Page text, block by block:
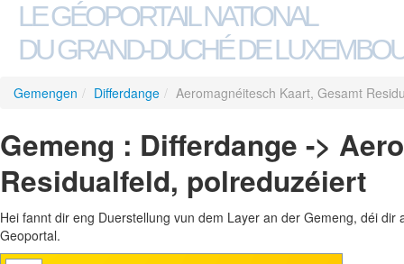
LE GÉOPORTAIL NATIONAL
DU GRAND-DUCHÉ DE
Gemengen / Differdange / Aeromagnéitesch Kaart, Gesamt
Gemeng : Differdange ->
Residualfeld, polreduzéiert
Hei fannt dir eng Duerstellung vun dem Layer an der Gemeng, déi
Geoportal.